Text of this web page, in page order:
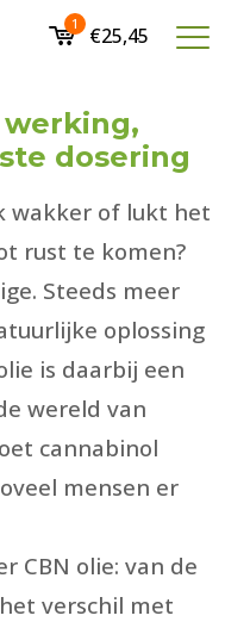
1 €25,45
werking,
dosering
wakker of lukt het
rust te komen?
Steeds meer
oplossing
is daarbij een
wereld van
cannabinol
mensen er
CBN olie: van de
verschil met